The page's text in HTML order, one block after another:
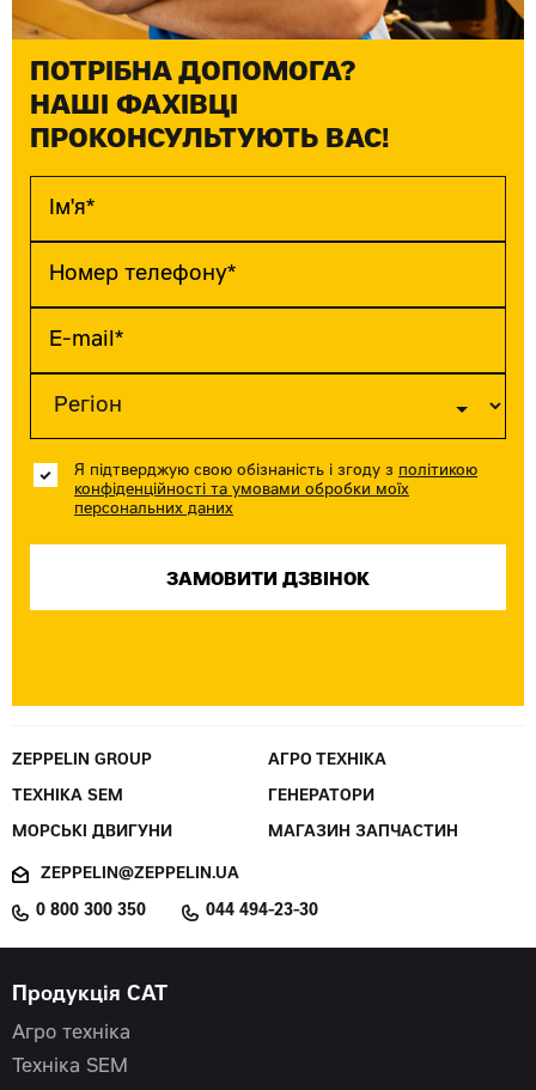
ПОТРІБНА ДОПОМОГА?
НАШІ ФАХІВЦІ
ПРОКОНСУЛЬТУЮТЬ ВАС!
Я підтверджую свою обізнаність і згоду з політикою
конфіденційності та умовами обробки моїх
персональних даних
ZEPPELIN GROUP АГРО ТЕХНІКА
ТЕХНІКА SEM ГЕНЕРАТОРИ
МОРСЬКІ ДВИГУНИ МАГАЗИН ЗАПЧАСТИН
ZEPPELIN@ZEPPELIN.UA
0 800 300 350 044 494-23-30
Продукція CAT
Агро техніка
Техніка SEM